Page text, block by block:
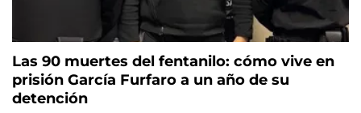
Las 90 muertes del fentanilo: cómo vive en
prisión García Furfaro a un año de su
detención